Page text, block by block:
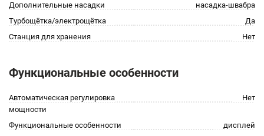
Дополнительные насадки
насадка-швабра
Турбощётка/электрощётка
Да
Станция для хранения
Нет
Функциональные особенности
Автоматическая регулировка
мощности
Нет
Функциональные особенности
дисплей